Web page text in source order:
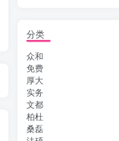
分类
众和
免费
厚大
实务
文都
柏杜
桑磊